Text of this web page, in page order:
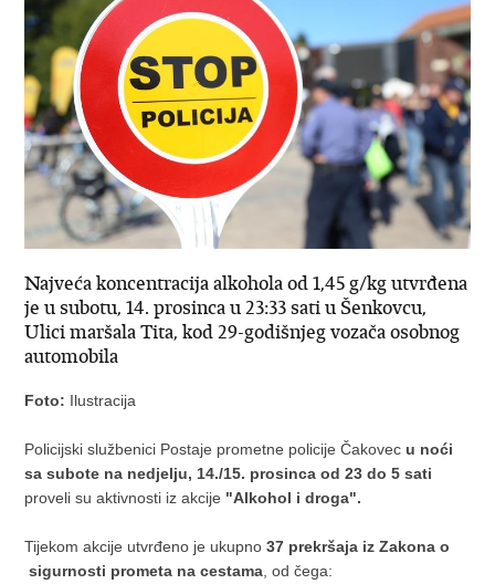
Najveća koncentracija alkohola od 1,45 g/kg utvrđena
je u subotu, 14. prosinca u 23:33 sati u Šenkovcu,
Ulici maršala Tita, kod 29-godišnjeg vozača osobnog
automobila
Foto: Ilustracija
Policijski službenici Postaje prometne policije Čakovecu noći
sa subote na nedjelju, 14./15. prosinca od 23 do 5 sati
proveli su aktivnosti iz akcije "Alkohol i droga".
Tijekom akcije utvrđeno je ukupno37 prekršaja iz Zakona o
sigurnosti prometa na cestama , od čega: